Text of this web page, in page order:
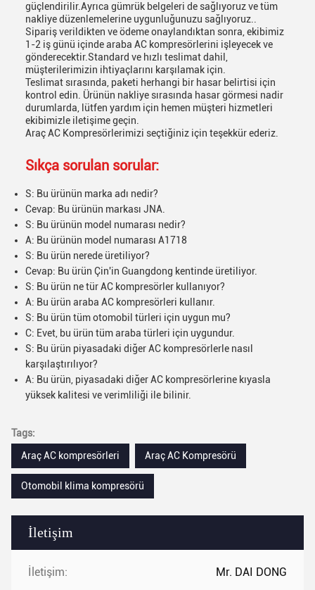
İletişim
İletişim: Mr. DAI DONG
güçlendirilir.Ayrıca gümrük belgeleri de sağlıyoruz ve tüm
nakliye düzenlemelerine uygunluğunuzu sağlıyoruz..
Sipariş verildikten ve ödeme onaylandıktan sonra, ekibimiz
1-2 iş günü içinde araba AC kompresörlerini işleyecek ve
gönderecektir.Standard ve hızlı teslimat dahil,
müşterilerimizin ihtiyaçlarını karşılamak için.
Teslimat sırasında, paketi herhangi bir hasar belirtisi için
kontrol edin. Ürünün nakliye sırasında hasar görmesi nadir
durumlarda, lütfen yardım için hemen müşteri hizmetleri
ekibimizle iletişime geçin.
Araç AC Kompresörlerimizi seçtiğiniz için teşekkür ederiz.
Sıkça sorulan sorular:
S: Bu ürünün marka adı nedir?
Cevap: Bu ürünün markası JNA.
S: Bu ürünün model numarası nedir?
A: Bu ürünün model numarası A1718
S: Bu ürün nerede üretiliyor?
Cevap: Bu ürün Çin'in Guangdong kentinde üretiliyor.
S: Bu ürün ne tür AC kompresörler kullanıyor?
A: Bu ürün araba AC kompresörleri kullanır.
S: Bu ürün tüm otomobil türleri için uygun mu?
C: Evet, bu ürün tüm araba türleri için uygundur.
S: Bu ürün piyasadaki diğer AC kompresörlerle nasıl
karşılaştırılıyor?
A: Bu ürün, piyasadaki diğer AC kompresörlerine kıyasla
yüksek kalitesi ve verimliliği ile bilinir.
Tags:
Araç AC kompresörleri
Araç AC Kompresörü
Otomobil klima kompresörü